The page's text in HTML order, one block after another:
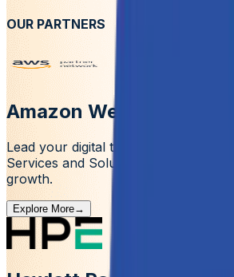
OUR PARTNERS
Amazon Web Services
Lead your digital transformation
Services and Solutions, igniting
growth.
Explore More→